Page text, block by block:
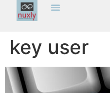
key user